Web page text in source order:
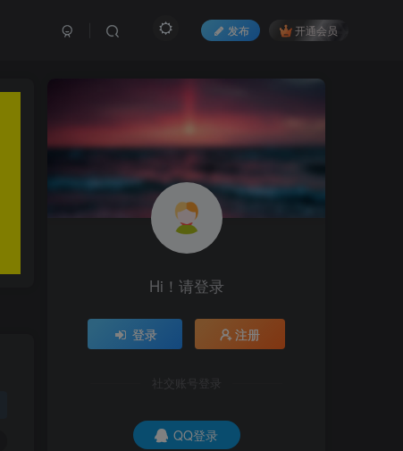
发布 开通会员
Hi！请登录
登录 注册
社交账号登录
QQ登录